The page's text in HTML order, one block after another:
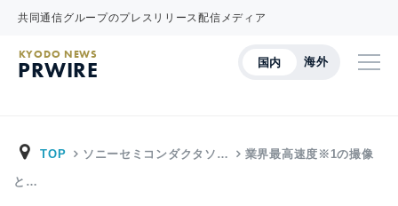
共同通信グループのプレスリリース配信メディア
国内 海外
KYODO NEWS
PRWIRE
TOP ソニーセミコンダクタソ… 業界最高速度※1の撮像
と…